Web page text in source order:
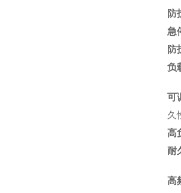
防
急
防
负
可
久
高
耐
高